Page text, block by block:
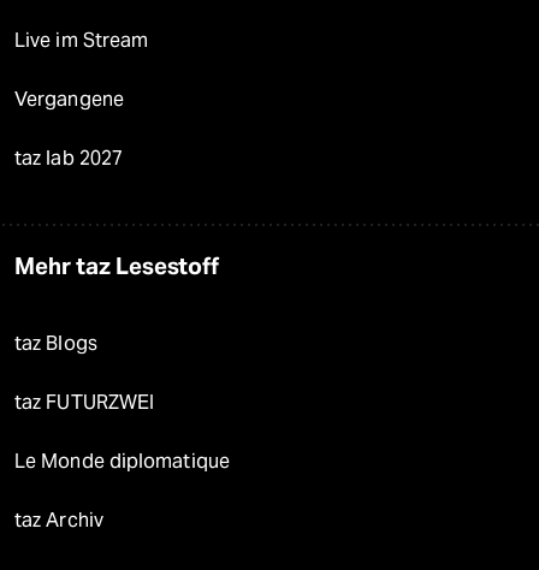
Live im Stream
Vergangene
taz lab 2027
Mehr taz Lesestoff
taz Blogs
taz FUTURZWEI
Le Monde diplomatique
taz Archiv